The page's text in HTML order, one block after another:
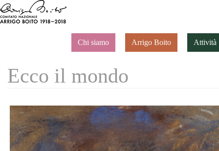
Chi siamo Arrigo Boito Attività
Ecco il mondo